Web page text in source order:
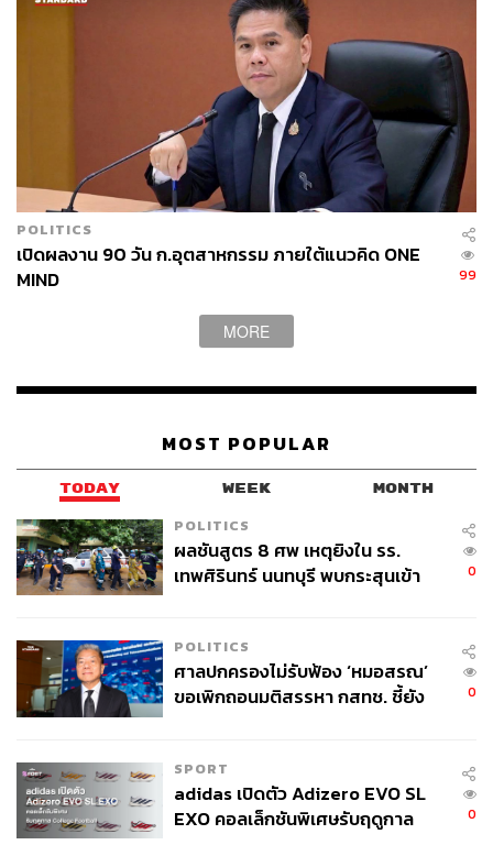
POLITICS
เปิดผลงาน 90 วัน ก.อุตสาหกรรม ภายใต้แนวคิด ONE
MIND
99
MORE
MOST POPULAR
TODAY WEEK MONTH
POLITICS
ผลชันสูตร 8 ศพ เหตุยิงใน รร.
เทพศิรินทร์ นนทบุรี พบกระสุนเข้า
0
POLITICS
ศาลปกครองไม่รับฟ้อง ‘หมอสรณ’
ขอเพิกถอนมติสรรหา กสทช. ชี้ยัง
0
SPORT
adidas เปิดตัว Adizero EVO SL
EXO คอลเล็กชันพิเศษรับฤดูกาล
0